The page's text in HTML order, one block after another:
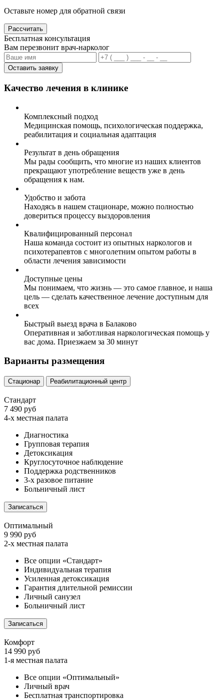
Оставьте номер для обратной связи
Рассчитать
Бесплатная консультация
Вам перезвонит врач-нарколог
Оставить заявку
Качество лечения в клинике
Комплексный подход
Медицинская помощь, психологическая поддержка,
реабилитация и социальная адаптация
Результат в день обращения
Мы рады сообщить, что многие из наших клиентов
прекращают употребление веществ уже в день
обращения к нам.
Удобство и забота
Находясь в нашем стационаре, можно полностью
довериться процессу выздоровления
Квалифицированный персонал
Наша команда состоит из опытных наркологов и
психотерапевтов с многолетним опытом работы в
области лечения зависимости
Доступные цены
Мы понимаем, что жизнь — это самое главное, и наша
цель — сделать качественное лечение доступным для
всех
Быстрый выезд врача в Балаково
Оперативная и заботливая наркологическая помощь у
вас дома. Приезжаем за 30 минут
Варианты размещения
Стационар Реабилитационный центр
Стандарт
7 490 руб
4-х местная палата
Диагностика
Групповая терапия
Детоксикация
Круглосуточное наблюдение
Поддержка родственников
3-х разовое питание
Больничный лист
Записаться
Оптимальный
9 990 руб
2-х местная палата
Все опции «Стандарт»
Индивидуальная терапия
Усиленная детоксикация
Гарантия длительной ремиссии
Личный санузел
Больничный лист
Записаться
Комфорт
14 990 руб
1-я местная палата
Все опции «Оптимальный»
Личный врач
Бесплатная транспортировка